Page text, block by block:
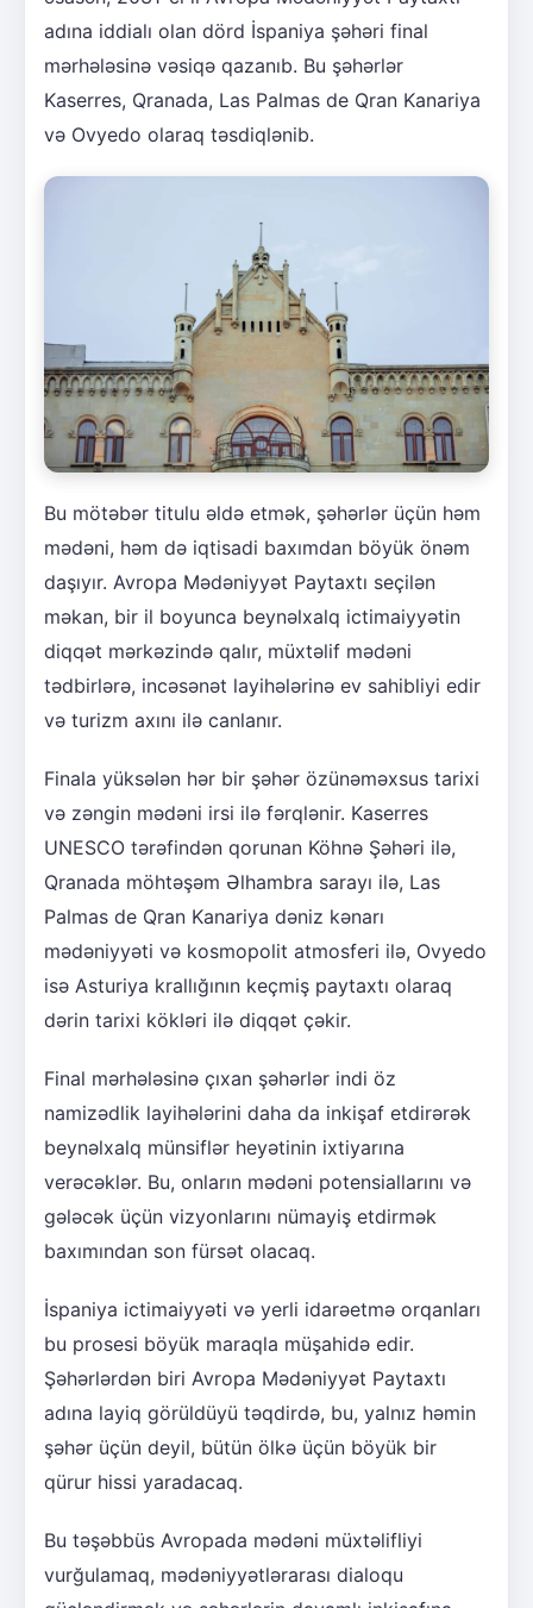
adına iddialı olan dörd İspaniya şəhəri final
mərhələsinə vəsiqə qazanıb. Bu şəhərlər
Kaserres, Qranada, Las Palmas de Qran Kanariya
və Ovyedo olaraq təsdiqlənib.
Bu mötəbər titulu əldə etmək, şəhərlər üçün həm
mədəni, həm də iqtisadi baxımdan böyük önəm
daşıyır. Avropa Mədəniyyət Paytaxtı seçilən
məkan, bir il boyunca beynəlxalq ictimaiyyətin
diqqət mərkəzində qalır, müxtəlif mədəni
tədbirlərə, incəsənət layihələrinə ev sahibliyi edir
və turizm axını ilə canlanır.
Finala yüksələn hər bir şəhər özünəməxsus tarixi
və zəngin mədəni irsi ilə fərqlənir. Kaserres
UNESCO tərəfindən qorunan Köhnə Şəhəri ilə,
Qranada möhtəşəm Əlhambra sarayı ilə, Las
Palmas de Qran Kanariya dəniz kənarı
mədəniyyəti və kosmopolit atmosferi ilə, Ovyedo
isə Asturiya krallığının keçmiş paytaxtı olaraq
dərin tarixi kökləri ilə diqqət çəkir.
Final mərhələsinə çıxan şəhərlər indi öz
namizədlik layihələrini daha da inkişaf etdirərək
beynəlxalq münsiflər heyətinin ixtiyarına
verəcəklər. Bu, onların mədəni potensiallarını və
gələcək üçün vizyonlarını nümayiş etdirmək
baxımından son fürsət olacaq.
İspaniya ictimaiyyəti və yerli idarəetmə orqanları
bu prosesi böyük maraqla müşahidə edir.
Şəhərlərdən biri Avropa Mədəniyyət Paytaxtı
adına layiq görüldüyü təqdirdə, bu, yalnız həmin
şəhər üçün deyil, bütün ölkə üçün böyük bir
qürur hissi yaradacaq.
Bu təşəbbüs Avropada mədəni müxtəlifliyi
vurğulamaq, mədəniyyətlərarası dialoqu